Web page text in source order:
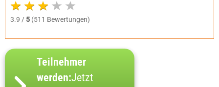
3.9 / 5 (511 Bewertungen)
Teilnehmer
werden:Jetzt